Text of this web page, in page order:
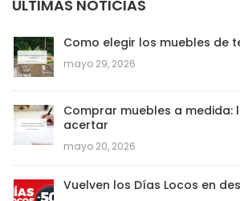
ÚLTIMAS NOTICIAS
Como elegir los muebles de
mayo 29, 2026
Comprar muebles a medida:
acertar
mayo 20, 2026
Vuelven los Días Locos en